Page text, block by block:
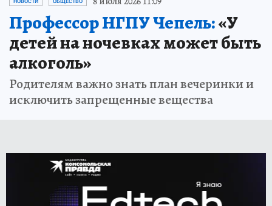
Профессор НГПУ Чепель:«У
детей на ночевках может быть
алкоголь»
Родителям важно знать план вечеринки и
исключить запрещенные вещества